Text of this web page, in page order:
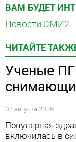
ВАМ БУДЕТ
Новости СМИ2
ЧИТАЙТЕ
Ученые
07 августа 2026
Популярная
включилась в